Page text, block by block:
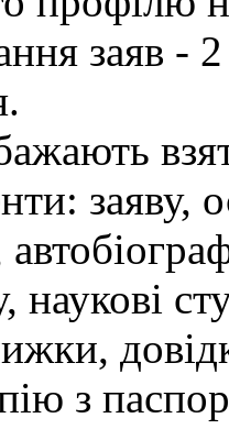
заяв -
заяву,
наукові
з